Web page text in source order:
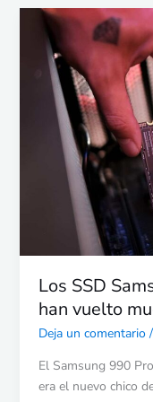
Los SSD
han vuelto
Deja un comentario /
El Samsung 990
era el nuevo chico
Los
SSD
Samsung
990
Pro
falsos
vuelto
mucho
convincentes